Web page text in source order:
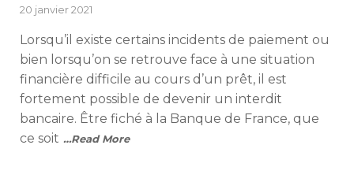
Posted
20 janvier 2021
Lorsqu’il existe certains incidents de paiement ou
bien lorsqu’on se retrouve face à une situation
financière difficile au cours d’un prêt, il est
fortement possible de devenir un interdit
bancaire. Être fiché à la Banque de France, que
ce soit …Read More